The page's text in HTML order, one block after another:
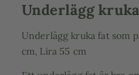
Underlägg
Underlägg kruka fat som
cm, Lira 55 cm